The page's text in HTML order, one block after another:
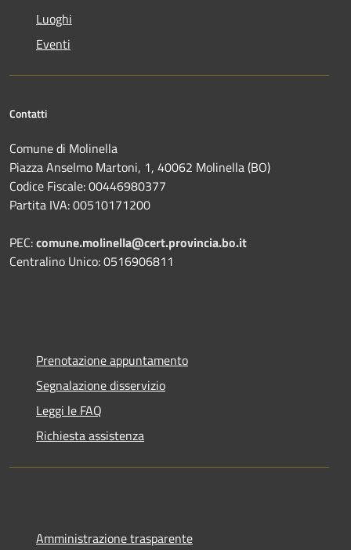
Luoghi
Eventi
Contatti
Comune di Molinella
Piazza Anselmo Martoni, 1, 40062 Molinella (BO)
Codice Fiscale: 00446980377
Partita IVA: 00510171200
PEC:comune.molinella@cert.provincia.bo.it
Centralino Unico: 0516906811
Prenotazione appuntamento
Segnalazione disservizio
Leggi le FAQ
Richiesta assistenza
Amministrazione trasparente